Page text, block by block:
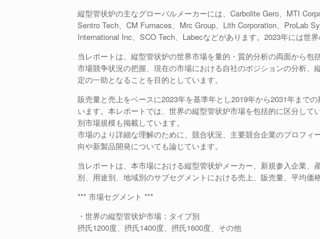
縦型管状炉の主なグローバルメーカーには、Carbolite Gero、MTI
Sentro Tech、CM Furnaces、Mrc Group、Lith Corporation、ProLab
International Inc、SCO Tech、Labecなどがあります。2023年には世
当レポートは、縦型管状炉の世界市場を量的・質的分析の両面から包
市場競争状況の把握、現在の市場における自社のポジションの分析
定の一助となることを目的としています。
販売量と売上をベースに2023年を基準年とし2019年から2031年まで
います。本レポートでは、世界の縦型管状炉市場を包括的に区分し
別市場規模も掲載しています。
市場のより詳細な理解のために、競合状況、主要競合企業のプロフ
向や新製品開発についても論じています。
当レポートは、本市場における縦型管状炉メーカー、新規参入企業
別、用途別、地域別のサブセグメントにおける売上、販売量、平均価
*** 市場セグメント ***
・世界の縦型管状炉市場：タイプ別
摂氏1200度、摂氏1400度、摂氏1600度、その他